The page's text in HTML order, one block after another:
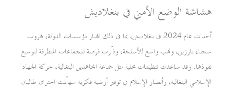
هشاشة الوضع الأمني في بنغلاديش
أحداث عام 2024 في بنغلاديش، بما في ذلك انهيار مؤسسات الدولة، هروب
سجناء بارزين، ونهب واسع للأسلحة، وفّرت فرصة للجماعات المتطرفة لتوسيع
نفوذها. وقد ساعدت تنظيمات محلية مثل جماعة المجاهدين البنغالية، حركة الجهاد
الإسلامي البنغالية، وأنصار الإسلام في توفير أرضية فكرية سهّلت اختراق طالبان